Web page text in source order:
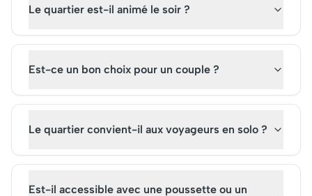
Le quartier est-il animé le soir ?
Est-ce un bon choix pour un couple ?
Le quartier convient-il aux voyageurs en solo ?
Est-il accessible avec une poussette ou un